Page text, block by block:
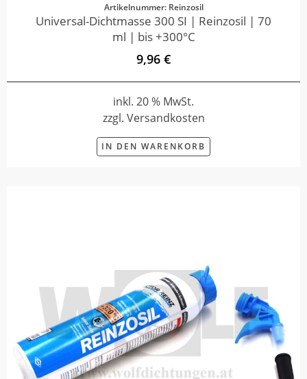
Artikelnummer: Reinzosil
Universal-Dichtmasse 300 SI | Reinzosil | 70
ml | bis +300°C
9,96 €
inkl. 20 % MwSt.
zzgl. Versandkosten
IN DEN WARENKORB